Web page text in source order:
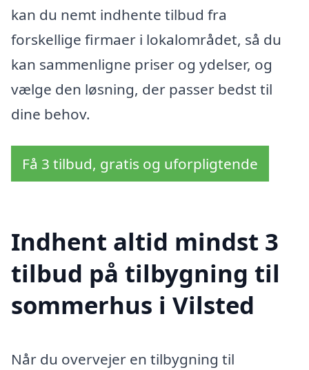
kan du nemt indhente tilbud fra
forskellige firmaer i lokalområdet, så du
kan sammenligne priser og ydelser, og
vælge den løsning, der passer bedst til
dine behov.
Få 3 tilbud, gratis og uforpligtende
Indhent altid mindst 3
tilbud på tilbygning til
sommerhus i Vilsted
Når du overvejer en tilbygning til